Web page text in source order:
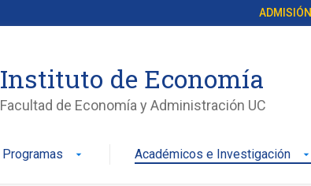
ADMISIÓN
Instituto de Economía
Facultad de Economía y Administración UC
Programas arrow_drop_down Académicos e Investigación arrow_drop_down